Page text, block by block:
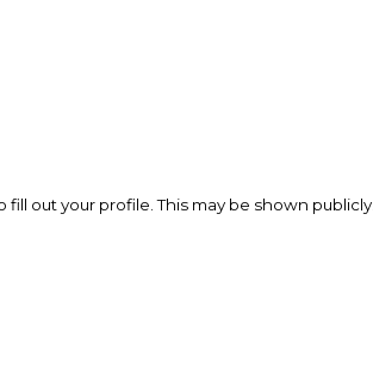
out your profile. This may be shown publicly.